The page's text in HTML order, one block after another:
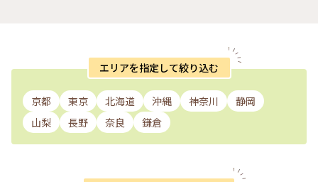
しらえにオススメです。 #静岡 #ぬくもりの森 #癒し旅
エリアを指定して絞り込む
京都 東京 北海道 沖縄 神奈川
静岡
山梨
長野 奈良 鎌倉